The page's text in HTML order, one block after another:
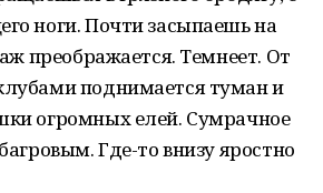
ноги. Почти засыпаешь на
преображается. Темнеет. От
поднимается туман и
огромных елей. Сумрачное
Где-то внизу яростно